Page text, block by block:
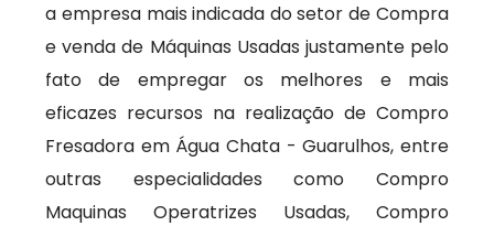
a empresa mais indicada do setor de Compra
e venda de Máquinas Usadas justamente pelo
fato de empregar os melhores e mais
eficazes recursos na realização de Compro
Fresadora em Água Chata - Guarulhos, entre
outras especialidades como Compro
Maquinas Operatrizes Usadas, Compro